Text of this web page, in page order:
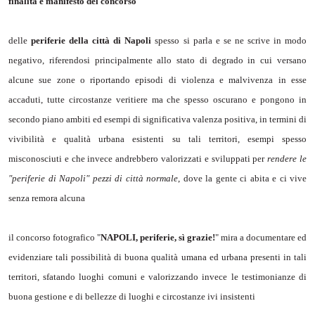
delleperiferie della città di Napoli spesso si parla e se ne scrive in modo
negativo, riferendosi principalmente allo stato di degrado in cui versano
alcune sue zone o riportando episodi di violenza e malvivenza in esse
accaduti, tutte circostanze veritiere ma che spesso oscurano e pongono in
secondo piano ambiti ed esempi di significativa valenza positiva, in termini di
vivibilità e qualità urbana esistenti su tali territori, esempi spesso
misconosciuti e che invece andrebbero valorizzati e sviluppati perrendere le
"periferie di Napoli" pezzi di città normale, dove la gente ci abita e ci vive
senza remora alcuna
il concorso fotografico "NAPOLI, periferie, sì grazie!" mira a documentare ed
evidenziare tali possibilità di buona qualità umana ed urbana presenti in tali
territori, sfatando luoghi comuni e valorizzando invece le testimonianze di
buona gestione e di bellezze di luoghi e circostanze ivi insistenti